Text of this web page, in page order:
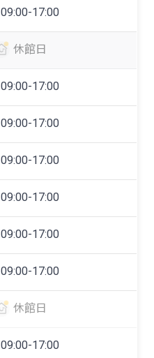
09:00-17:00
休館日
09:00-17:00
09:00-17:00
09:00-17:00
09:00-17:00
09:00-17:00
09:00-17:00
休館日
09:00-17:00